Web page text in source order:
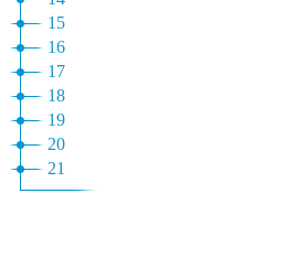
15
16
17
18
19
20
21